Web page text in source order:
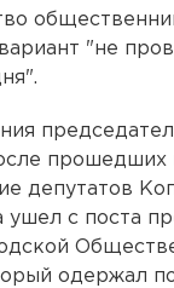
"не
прошедших
депутатов
ушел с поста
одержал